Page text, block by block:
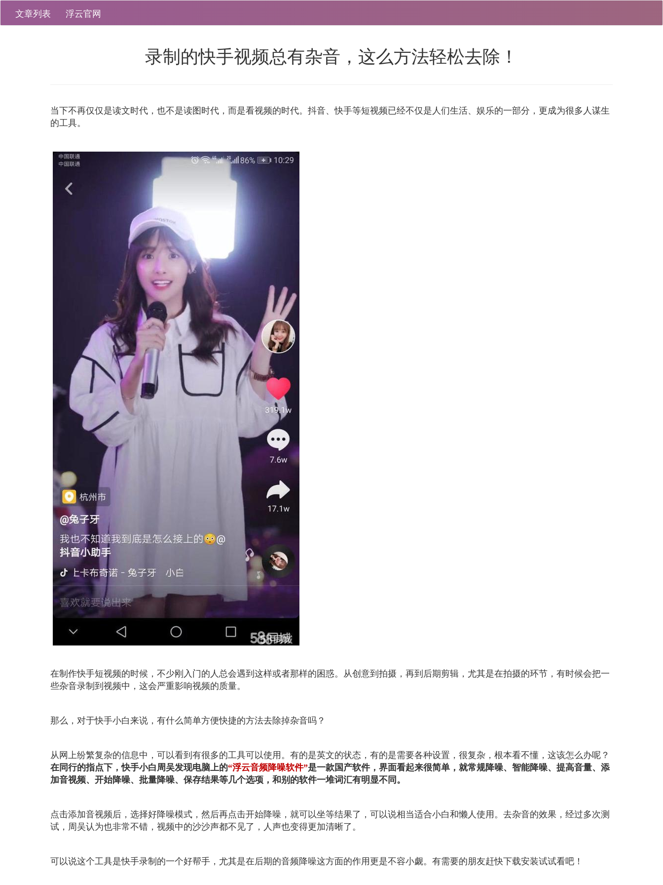
文章列表 浮云官网
录制的快手视频总有杂音，这么方法轻松去除！
当下不再仅仅是读文时代，也不是读图时代，而是看视频的时代。抖音、快手等短视频已经不仅是人们生活、娱乐的一部分，更成为很多人谋生
的工具。
在制作快手短视频的时候，不少刚入门的人总会遇到这样或者那样的困惑。从创意到拍摄，再到后期剪辑，尤其是在拍摄的环节，有时候会把一
些杂音录制到视频中，这会严重影响视频的质量。
那么，对于快手小白来说，有什么简单方便快捷的方法去除掉杂音吗？
从网上纷繁复杂的信息中，可以看到有很多的工具可以使用。有的是英文的状态，有的是需要各种设置，很复杂，根本看不懂，这该怎么办呢？
在同行的指点下，快手小白周吴发现电脑上的“浮云音频降噪软件”是一款国产软件，界面看起来很简单，就常规降噪、智能降噪、提高音量、添
加音视频、开始降噪、批量降噪、保存结果等几个选项，和别的软件一堆词汇有明显不同。
点击添加音视频后，选择好降噪模式，然后再点击开始降噪，就可以坐等结果了，可以说相当适合小白和懒人使用。去杂音的效果，经过多次测
试，周吴认为也非常不错，视频中的沙沙声都不见了，人声也变得更加清晰了。
可以说这个工具是快手录制的一个好帮手，尤其是在后期的音频降噪这方面的作用更是不容小觑。有需要的朋友赶快下载安装试试看吧！